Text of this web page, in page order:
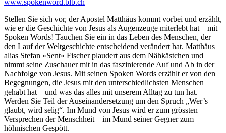
Stellen Sie sich vor, der Apostel Matthäus kommt vorbei und erzählt,
wie er die Geschichte von Jesus als Augenzeuge miterlebt hat – mit
Spoken Words! Tauchen Sie ein in das Leben des Menschen, der
den Lauf der Weltgeschichte entscheidend verändert hat. Matthäus
alias Stefan «Sent» Fischer plaudert aus dem Nähkästchen und
nimmt seine Zuschauer mit in das faszinierende Auf und Ab in der
Nachfolge von Jesus. Mit seinen Spoken Words erzählt er von den
Begegnungen, die Jesus mit den unterschiedlichsten Menschen
gehabt hat – und was das alles mit unserem Alltag zu tun hat.
Werden Sie Teil der Auseinandersetzung um den Spruch „Wer’s
glaubt, wird selig“. Im Mund von Jesus wird er zum grössten
Versprechen der Menschheit – im Mund seiner Gegner zum
höhnischen Gespött.